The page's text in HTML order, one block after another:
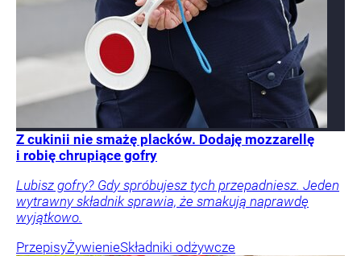
Z cukinii nie smażę placków. Dodaję mozzarellę
i robię chrupiące gofry
Lubisz gofry? Gdy spróbujesz tych przepadniesz. Jeden
wytrawny składnik sprawia, że smakują naprawdę
wyjątkowo.
PrzepisyŻywienieSkładniki odżywcze